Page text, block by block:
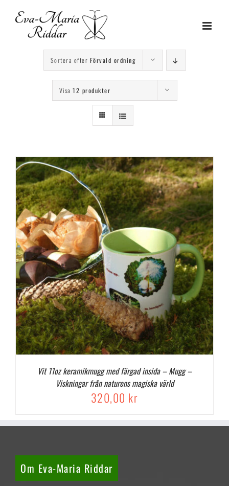
Fortsätt
innehållet
Sortera efter Förvald ordning
Visa 12 produkter
Vit 11oz keramikmugg med färgad insida – Mugg –
Viskningar från naturens magiska värld
320,00 kr
Om Eva-Maria Riddar